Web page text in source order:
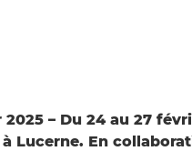
2025 – Du 24 au 27
Lucerne. En